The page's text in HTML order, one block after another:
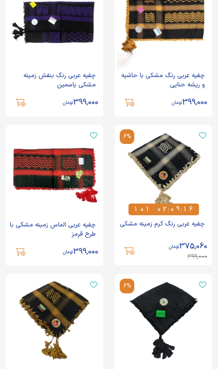
چفیه عربی رنگ مشکی با حاشیه
و ریشه حنایی
399,000تومان
چفیه عربی رنگ بنفش زمینه
مشکی یاسمین
399,000تومان
6%
1
1
0
0
1
1
0
0
2
2
:0
0
9
9
:1
1
6
6
چفیه عربی رنگ کرم زمینه مشکی
399,000
375,060تومان
چفیه عربی الماس زمینه مشکی با
طرح قرمز
399,000تومان
6%